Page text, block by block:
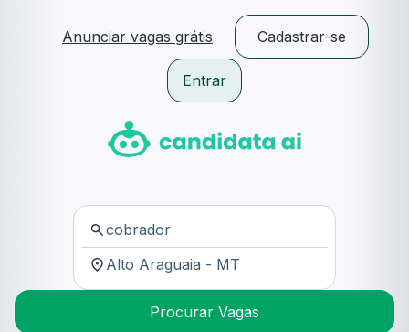
Anunciar vagas grátis Cadastrar-se
Entrar
Procurar Vagas